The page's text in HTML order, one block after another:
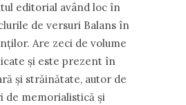
editorial având loc în
de versuri Balans în
Are zeci de volume
şi este prezent în
şi străinătate, autor de
de memorialistică şi